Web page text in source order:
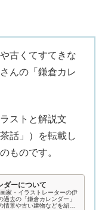
古くてすてきな
んの「鎌倉カレ
ストと解説文
話」）を転載し
ものです。
ダーについて
家・イラストレーターの伊
過去の「鎌倉カレンダー」
情景や古い建物などを紹介